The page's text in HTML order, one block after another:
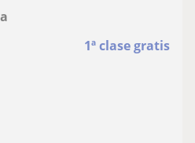
1ª clase gratis